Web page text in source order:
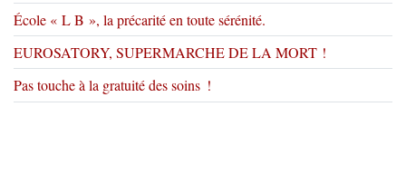
École « L B », la précarité en toute sérénité.
EUROSATORY, SUPERMARCHE DE LA MORT !
Pas touche à la gratuité des soins !